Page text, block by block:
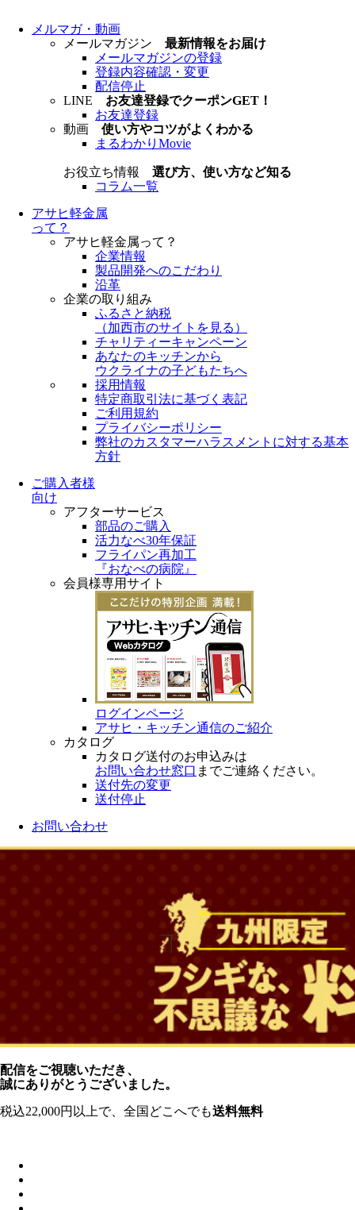
メルマガ・動画
メールマガジン 最新情報をお届け
メールマガジンの登録
登録内容確認・変更
配信停止
LINE お友達登録でクーポンGET！
お友達登録
動画 使い方やコツがよくわかる
まるわかりMovie
お役立ち情報 選び方、使い方など知る
コラム一覧
アサヒ軽金属
って？
アサヒ軽金属って？
企業情報
製品開発へのこだわり
沿革
企業の取り組み
ふるさと納税
（加西市のサイトを見る ）
チャリティーキャンペーン
あなたのキッチンから
ウクライナの子どもたちへ
採用情報
特定商取引法に基づく表記
ご利用規約
プライバシーポリシー
弊社のカスタマーハラスメントに対する基本
方針
ご購入者様
向け
アフターサービス
部品のご購入
活力なべ30年保証
フライパン再加工
『おなべの病院』
会員様専用サイト
ログインページ
アサヒ・キッチン通信のご紹介
カタログ
カタログ送付のお申込みは
お問い合わせ窓口 までご連絡ください。
送付先の変更
送付停止
お問い合わせ
配信をご視聴いただき、
誠にありがとうございました。
税込22,000円以上で、全国どこへでも送料無料